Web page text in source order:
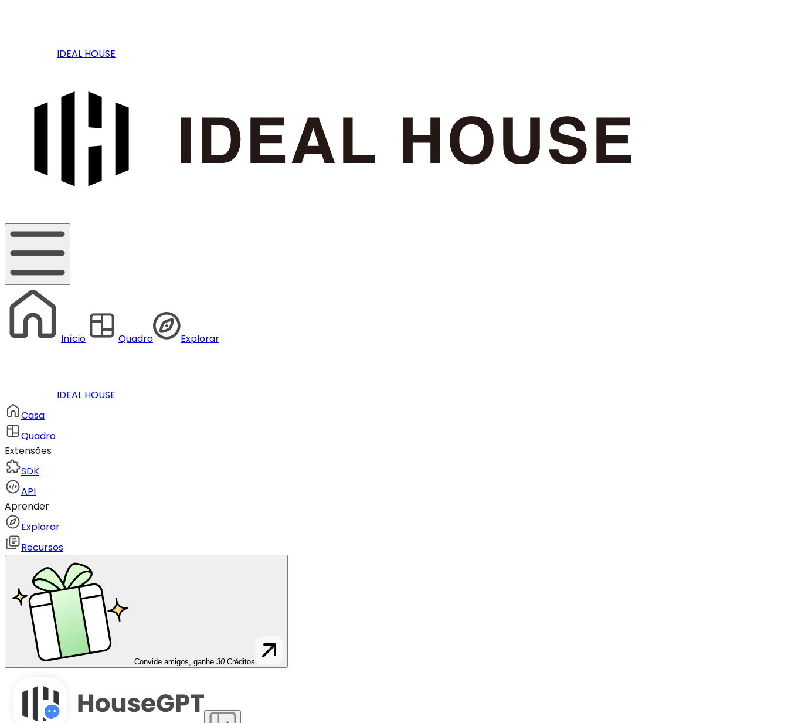
IDEAL HOUSE
Início Quadro Explorar
IDEAL HOUSE
Casa
Quadro
Extensões
SDK
API
Aprender
Explorar
Recursos
Convide amigos, ganhe 30 Créditos